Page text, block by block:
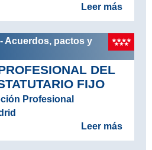
Leer más
Acuerdos, pactos y
DEL
FIJO
Profesional
Leer más